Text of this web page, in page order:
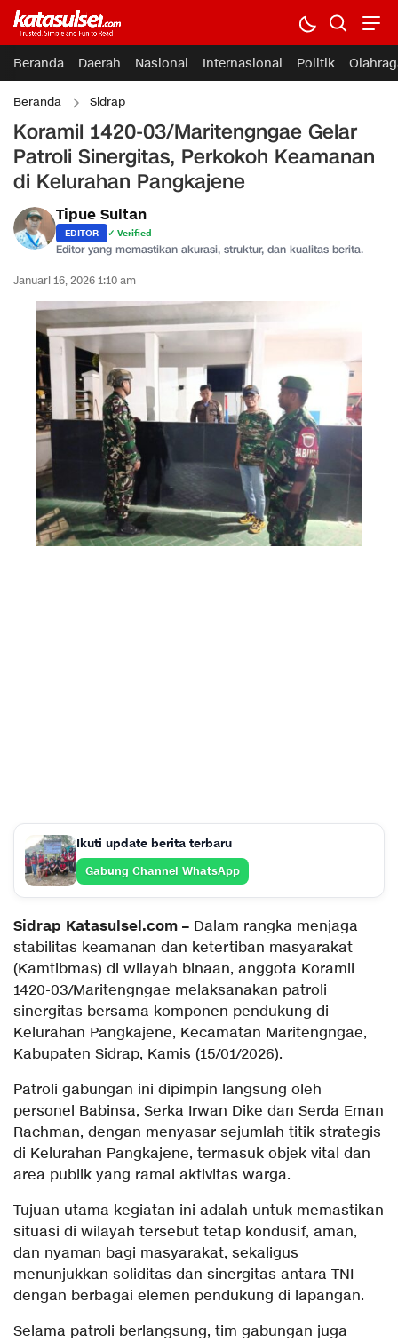
Beranda Daerah Nasional Internasional Politik
Beranda Sidrap
Koramil 1420-03/Maritengngae Gelar
Patroli Sinergitas, Perkokoh Keamanan
di Kelurahan Pangkajene
Tipue Sultan
EDITOR ✓ Verified
Editor yang memastikan akurasi, struktur, dan kualitas berita.
Januari 16, 2026 1:10 am
Ikuti update berita terbaru
Gabung Channel WhatsApp
Sidrap Katasulsel.com – Dalam rangka menjaga
stabilitas keamanan dan ketertiban masyarakat
(Kamtibmas) di wilayah binaan, anggota Koramil
1420-03/Maritengngae melaksanakan patroli
sinergitas bersama komponen pendukung di
Kelurahan Pangkajene, Kecamatan Maritengngae,
Kabupaten Sidrap, Kamis (15/01/2026).
Patroli gabungan ini dipimpin langsung oleh
personel Babinsa, Serka Irwan Dike dan Serda Eman
Rachman, dengan menyasar sejumlah titik strategis
di Kelurahan Pangkajene, termasuk objek vital dan
area publik yang ramai aktivitas warga.
Tujuan utama kegiatan ini adalah untuk memastikan
situasi di wilayah tersebut tetap kondusif, aman,
dan nyaman bagi masyarakat, sekaligus
menunjukkan soliditas dan sinergitas antara TNI
dengan berbagai elemen pendukung di lapangan.
Selama patroli berlangsung, tim gabungan juga